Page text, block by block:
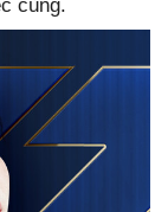
cùng.